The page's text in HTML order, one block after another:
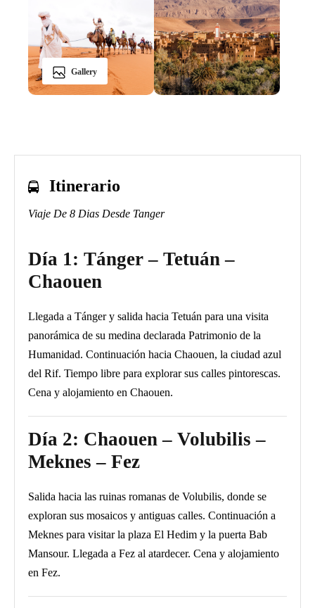
Gallery
Itinerario
Viaje De 8 Dias Desde Tanger
Día 1: Tánger – Tetuán –
Chaouen
Llegada a Tánger y salida hacia Tetuán para una visita
panorámica de su medina declarada Patrimonio de la
Humanidad. Continuación hacia Chaouen, la ciudad azul
del Rif. Tiempo libre para explorar sus calles pintorescas.
Cena y alojamiento en Chaouen.
Día 2: Chaouen – Volubilis –
Meknes – Fez
Salida hacia las ruinas romanas de Volubilis, donde se
exploran sus mosaicos y antiguas calles. Continuación a
Meknes para visitar la plaza El Hedim y la puerta Bab
Mansour. Llegada a Fez al atardecer. Cena y alojamiento
en Fez.